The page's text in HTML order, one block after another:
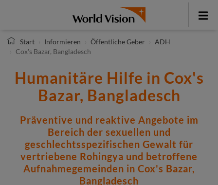
Toggle
Start
Informieren Öffentliche Geber
ADH
Cox's Bazar, Bangladesch
Humanitäre Hilfe in Cox's
Bazar, Bangladesch
Präventive und reaktive Angebote im
Bereich der sexuellen und
geschlechtsspezifischen Gewalt für
vertriebene Rohingya und betroffene
Aufnahmegemeinden in Cox's Bazar,
Bangladesch